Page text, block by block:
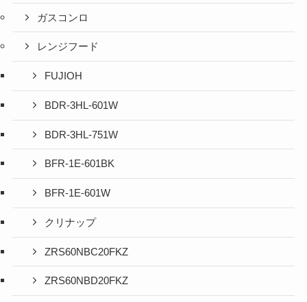
ガスコンロ
レンジフード
FUJIOH
BDR-3HL-601W
BDR-3HL-751W
BFR-1E-601BK
BFR-1E-601W
クリナップ
ZRS60NBC20FKZ
ZRS60NBD20FKZ